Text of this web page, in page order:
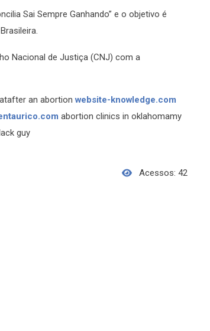
Sai Sempre Ganhando” e o objetivo é
Nacional de Justiça (CNJ) com a
an abortion website-knowledge.com
abortion clinics in oklahomamy
guy
Acessos: 42